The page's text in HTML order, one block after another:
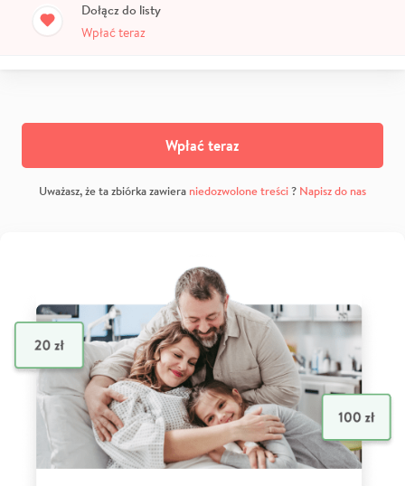
Dołącz do listy
Wpłać teraz
Wpłać teraz
Uważasz, że ta zbiórka zawiera niedozwolone treści? Napisz do nas